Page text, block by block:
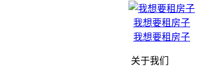
我想要租房子
我想要租房子
关于我们